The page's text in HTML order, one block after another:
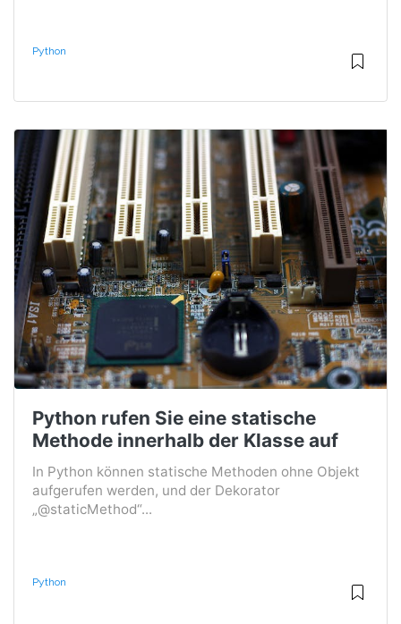
Python
Python rufen Sie eine statische
Methode innerhalb der Klasse auf
In Python können statische Methoden ohne Objekt
aufgerufen werden, und der Dekorator
„@staticMethod“...
Python